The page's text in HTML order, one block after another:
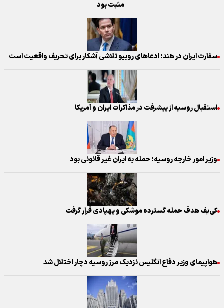
مثبت بود
سفارت ایران در هند: ادعاهای روبیو تلاشی آشکار برای تحریف واقعیت است
استقبال روسیه از پیشرفت در مذاکرات ایران و آمریکا
وزیر امور خارجه روسیه: حمله به ایران غیر قانونی بود
کی‌یف هدف حمله گسترده موشکی و پهپادی قرار گرفت
هواپیمای وزیر دفاع انگلیس نزدیک مرز روسیه دچار اختلال شد